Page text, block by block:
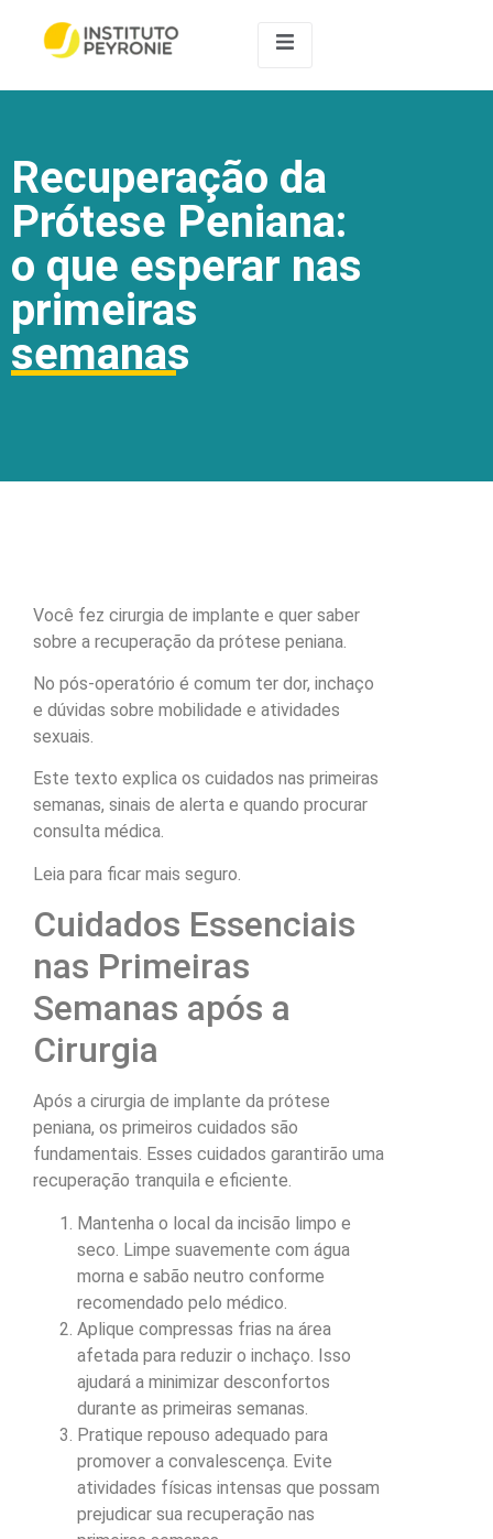
Recuperação da
Prótese Peniana:
o que esperar nas
primeiras
semanas
Você fez cirurgia de implante e quer saber
sobre a recuperação da prótese peniana.
No pós-operatório é comum ter dor, inchaço
e dúvidas sobre mobilidade e atividades
sexuais.
Este texto explica os cuidados nas primeiras
semanas, sinais de alerta e quando procurar
consulta médica.
Leia para ficar mais seguro.
Cuidados Essenciais
nas Primeiras
Semanas após a
Cirurgia
Após a cirurgia de implante da prótese
peniana, os primeiros cuidados são
fundamentais. Esses cuidados garantirão uma
recuperação tranquila e eficiente.
Mantenha o local da incisão limpo e
seco. Limpe suavemente com água
morna e sabão neutro conforme
recomendado pelo médico.
Aplique compressas frias na área
afetada para reduzir o inchaço. Isso
ajudará a minimizar desconfortos
durante as primeiras semanas.
Pratique repouso adequado para
promover a convalescença. Evite
atividades físicas intensas que possam
prejudicar sua recuperação nas